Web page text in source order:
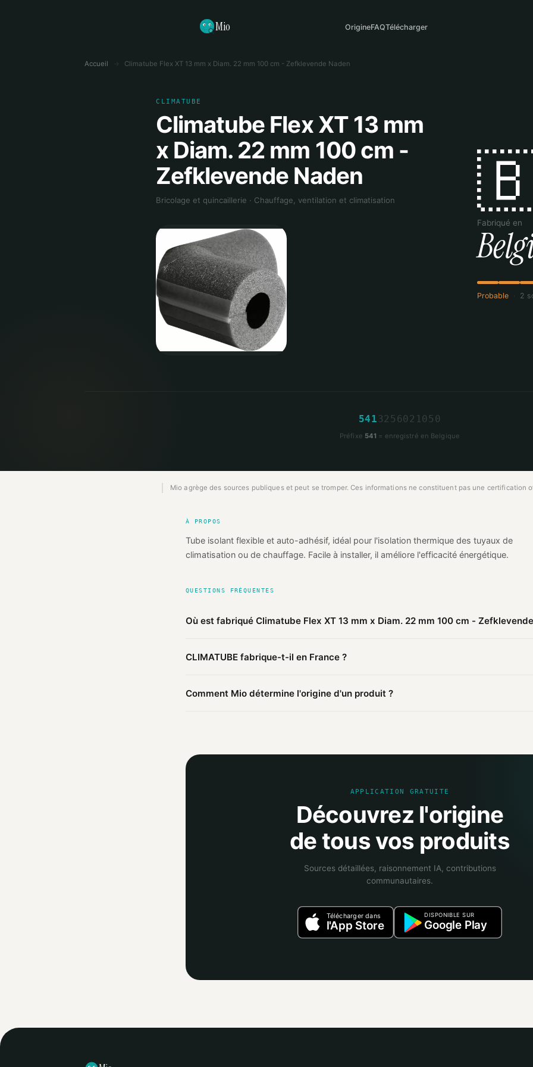
Mio OrigineFAQTélécharger
Accueil Climatube Flex XT 13 mm x Diam. 22 mm 100 cm - Zefklevende Naden
CLIMATUBE
Climatube Flex XT 13 mm
x Diam. 22 mm 100 cm -
Zefklevende Naden
Bricolage et quincaillerie · Chauffage, ventilation et climatisation
Fabriqué en
Probable 2
54132 5 60 2 10 5 0
Préfixe 541 = enregistré en Belgique
Mio agrège des sources publiques et peut se tromper. Ces informations ne constituent pas une certification
À PROPOS
Tube isolant flexible et auto-adhésif, idéal pour l'isolation thermique des tuyaux de
climatisation ou de chauffage. Facile à installer, il améliore l'efficacité énergétique.
QUESTIONS FRÉQUENTES
Où est fabriqué Climatube Flex XT 13 mm x Diam. 22 mm 100 cm -
Zefklevende Naden de CLIMATUBE est fabriqué en
(probable). Cette
CLIMATUBE fabrique-t-il en France ?
fabriqués ailleurs.
Comment Mio détermine l'origine d'un produit ?
APPLICATION GRATUITE
Découvrez l'origine
de tous vos produits
Sources détaillées, raisonnement IA, contributions
communautaires.
Télécharger dans
l'App Store
DISPONIBLE SUR
Google Play